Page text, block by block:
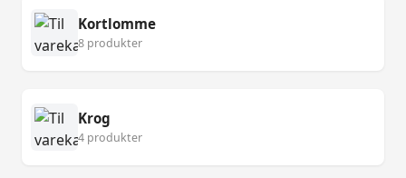
Kortlomme
8 produkter
Krog
4 produkter